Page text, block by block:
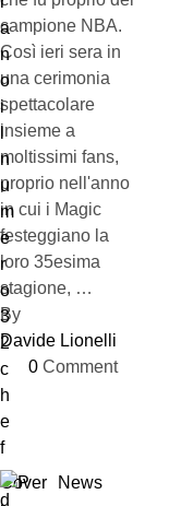
campione NBA.
Così ieri sera in
una cerimonia
spettacolare
insieme a
moltissimi fans,
proprio nell'anno
in cui i Magic
festeggiano la
loro 35esima
stagione, …
By
Davide Lionelli
0 Comment
Cover
News